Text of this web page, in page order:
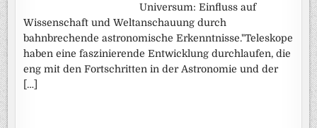
Universum: Einfluss auf
Wissenschaft und Weltanschauung durch
bahnbrechende astronomische Erkenntnisse."Teleskope
haben eine faszinierende Entwicklung durchlaufen, die
eng mit den Fortschritten in der Astronomie und der
[…]